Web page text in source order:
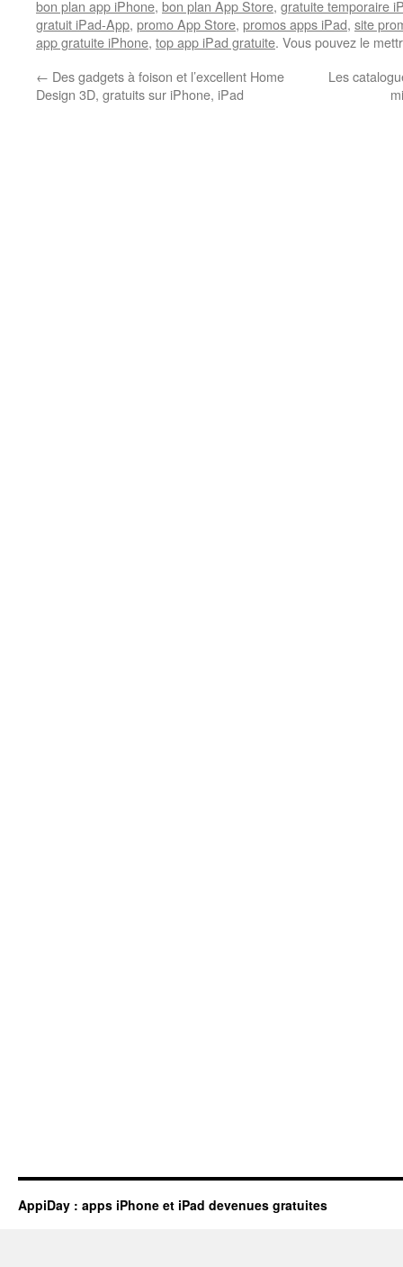
bon plan app iPhone, bon plan App Store, gratuite temporaire
gratuit iPad-App, promo App Store, promos apps iPad, site
app gratuite iPhone, top app iPad gratuite. Vous pouvez le
← Des gadgets à foison et l’excellent Home
Design 3D, gratuits sur iPhone, iPad
Les
AppiDay : apps iPhone et iPad devenues gratuites